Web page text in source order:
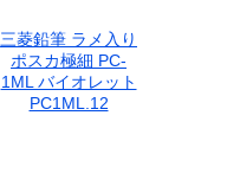
三菱鉛筆 ラメ入り
ポスカ極細 PC-
1ML バイオレット
PC1ML.12